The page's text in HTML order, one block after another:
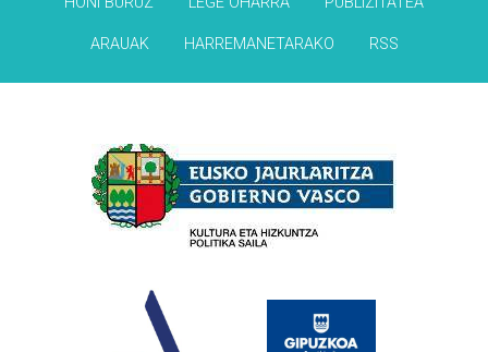
ARAUAK HARREMANETARAKO RSS